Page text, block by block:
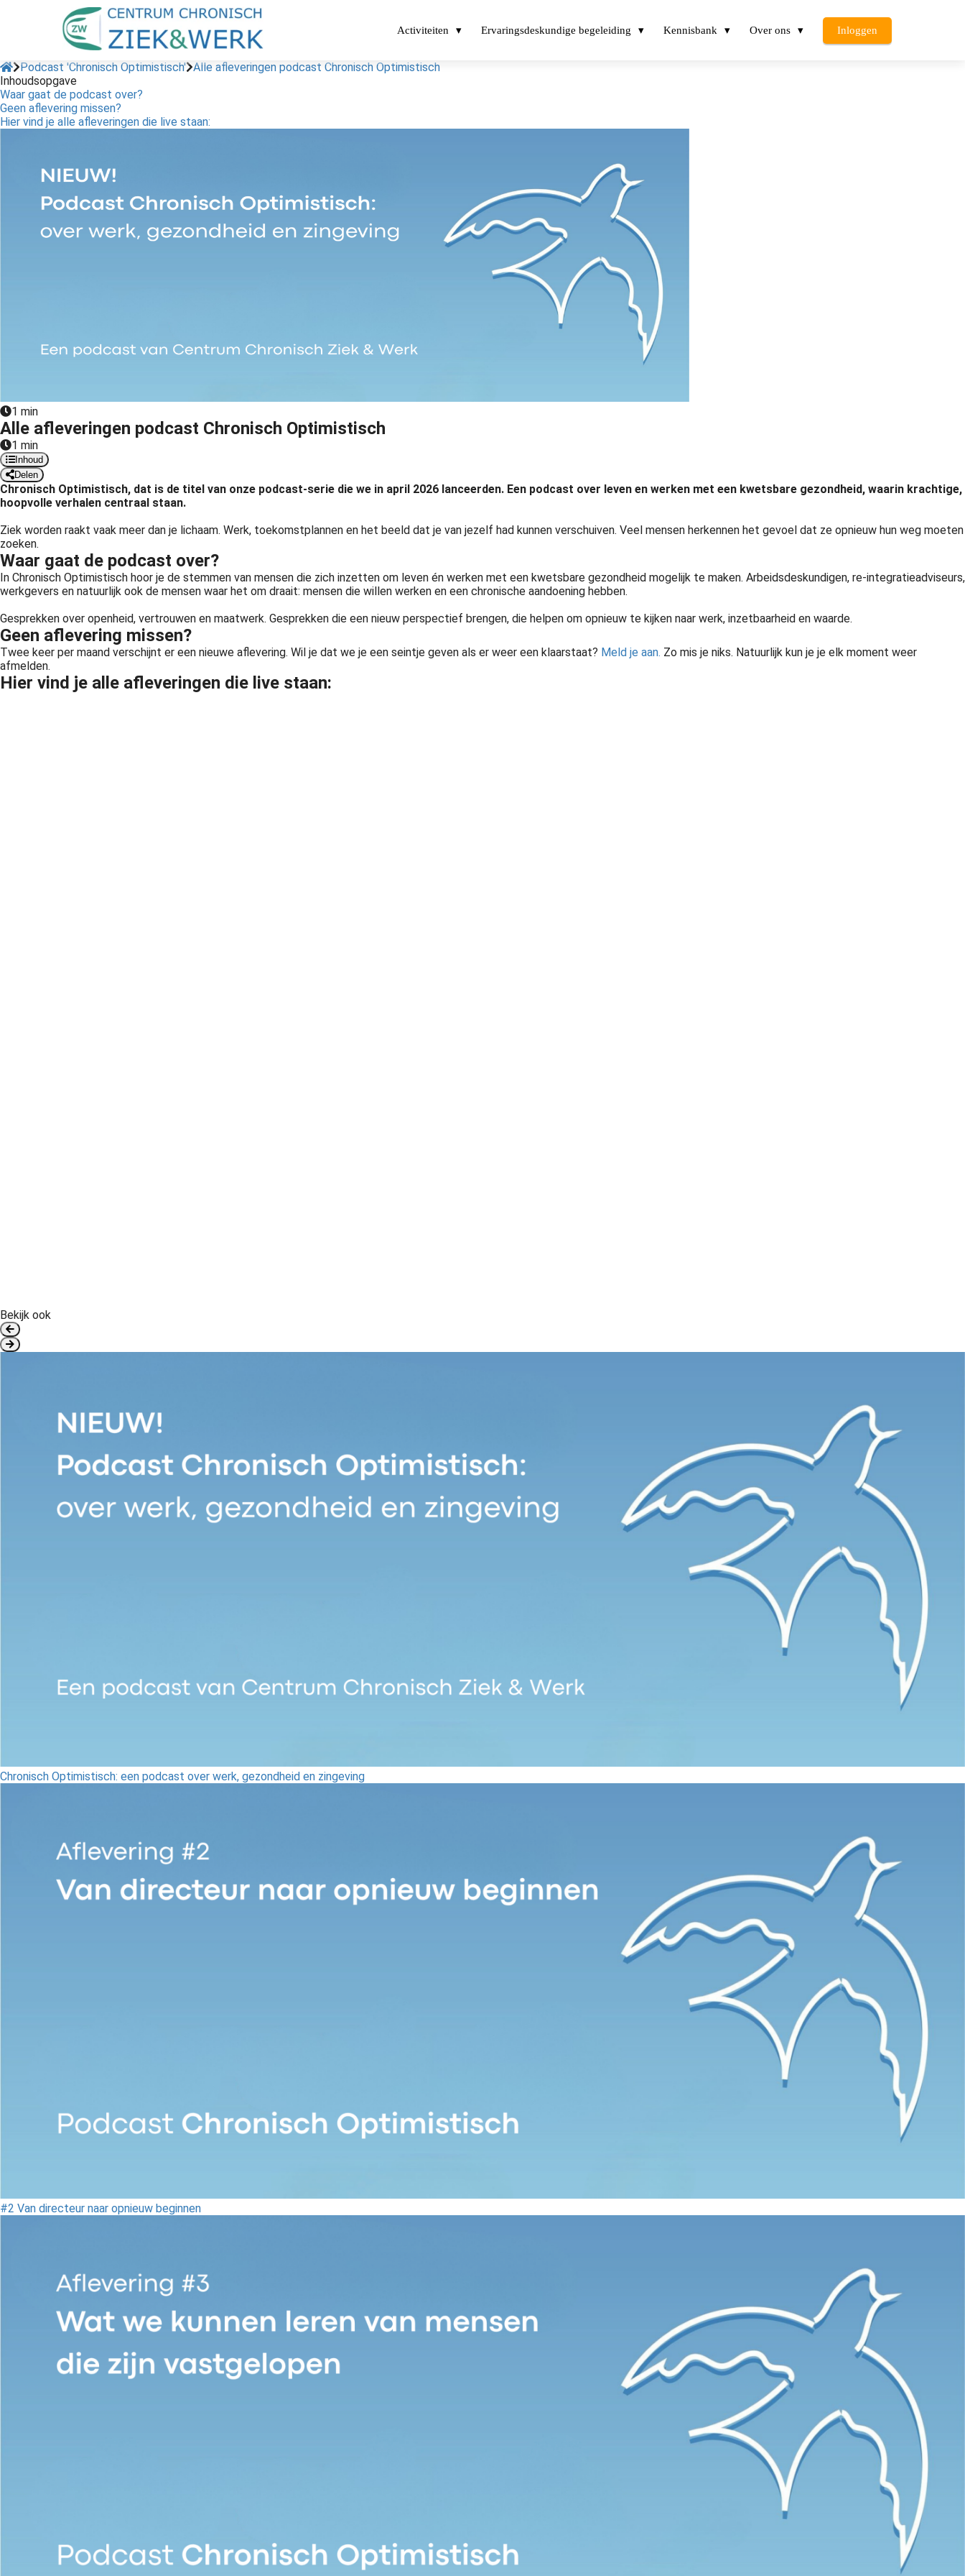
Activiteiten Ervaringsdeskundige begeleiding Kennisbank Over ons Inloggen
Podcast 'Chronisch Optimistisch' Alle afleveringen podcast Chronisch Optimistisch
Inhoudsopgave
Waar gaat de podcast over?
Geen aflevering missen?
Hier vind je alle afleveringen die live staan:
1 min
Alle afleveringen podcast Chronisch Optimistisch
1 min
Inhoud
Delen
Chronisch Optimistisch, dat is de titel van onze podcast-serie die we in april 2026 lanceerden. Een podcast over leven en werken met een kwetsbare gezondheid, waarin krachtige,
hoopvolle verhalen centraal staan.
Ziek worden raakt vaak meer dan je lichaam. Werk, toekomstplannen en het beeld dat je van jezelf had kunnen verschuiven. Veel mensen herkennen het gevoel dat ze opnieuw hun weg moeten
zoeken.
Waar gaat de podcast over?
In Chronisch Optimistisch hoor je de stemmen van mensen die zich inzetten om leven én werken met een kwetsbare gezondheid mogelijk te maken. Arbeidsdeskundigen, re-integratieadviseurs,
werkgevers en natuurlijk ook de mensen waar het om draait: mensen die willen werken en een chronische aandoening hebben.
Gesprekken over openheid, vertrouwen en maatwerk. Gesprekken die een nieuw perspectief brengen, die helpen om opnieuw te kijken naar werk, inzetbaarheid en waarde.
Geen aflevering missen?
Twee keer per maand verschijnt er een nieuwe aflevering. Wil je dat we je een seintje geven als er weer een klaarstaat? Meld je aan. Zo mis je niks. Natuurlijk kun je je elk moment weer
afmelden.
Hier vind je alle afleveringen die live staan:
Bekijk ook
Chronisch Optimistisch: een podcast over werk, gezondheid en zingeving
#2 Van directeur naar opnieuw beginnen
te verzamelen
gedrag van een
worden
om bezoekers te
relevante
tonen gebaseerd
van deze